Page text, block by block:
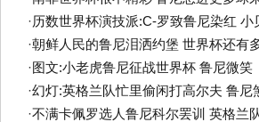
·历数世界杯演技派:C-罗致鲁尼染红 小
·朝鲜人民的鲁尼泪洒约堡 世界杯还有
· 图文:小老虎鲁尼征战世界杯 鲁尼微笑
·幻灯:英格兰队忙里偷闲打高尔夫 鲁尼
·不满卡佩罗选人鲁尼科尔罢训 英格兰